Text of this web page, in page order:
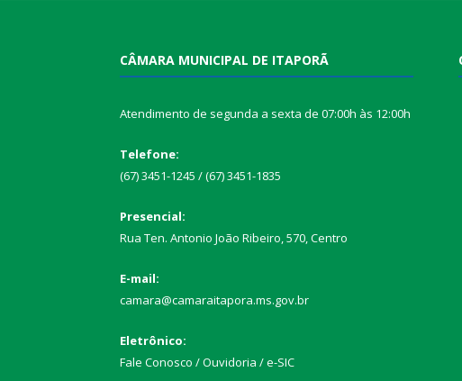
CÂMARA MUNICIPAL DE ITAPORÃ
Atendimento de segunda a sexta de 07:00h às 12:00h
Telefone:
(67) 3451-1245 / (67) 3451-1835
Presencial:
Rua Ten. Antonio João Ribeiro, 570, Centro
E-mail:
camara@camaraitapora.ms.gov.br
Eletrônico:
Fale Conosco / Ouvidoria / e-SIC